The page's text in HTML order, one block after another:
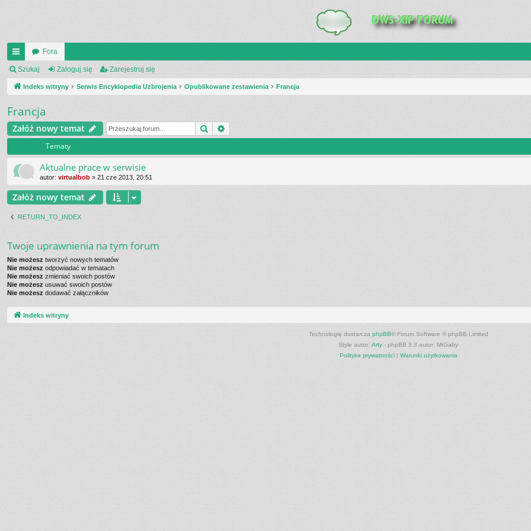
UI
C
_L
IN
K
S
Fora
Szukaj Zaloguj się Zarejestruj się
Indeks witryny Serwis Encyklopedia Uzbrojenia Opublikowane zestawienia Francja
Francja
Załóż nowy temat Szukaj
Tematy
Aktualne prace w serwisie
autor: virtualbob » 21 cze 2013, 20:51
Załóż nowy temat
RETURN_TO_INDEX
Twoje uprawnienia na tym forum
Nie możesz tworzyć nowych tematów
Nie możesz odpowiadać w tematach
Nie możesz zmieniać swoich postów
Nie możesz usuwać swoich postów
Nie możesz dodawać załączników
Indeks witryny
Technologię dostarcza phpBB® Forum Software © phpBB Limited
Style autor: Arty - phpBB 3.3 autor: MrGaby
Polityka prywatności| Warunki użytkowania